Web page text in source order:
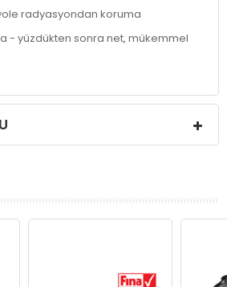
radyasyondan koruma
- yüzdükten sonra net, mükemmel